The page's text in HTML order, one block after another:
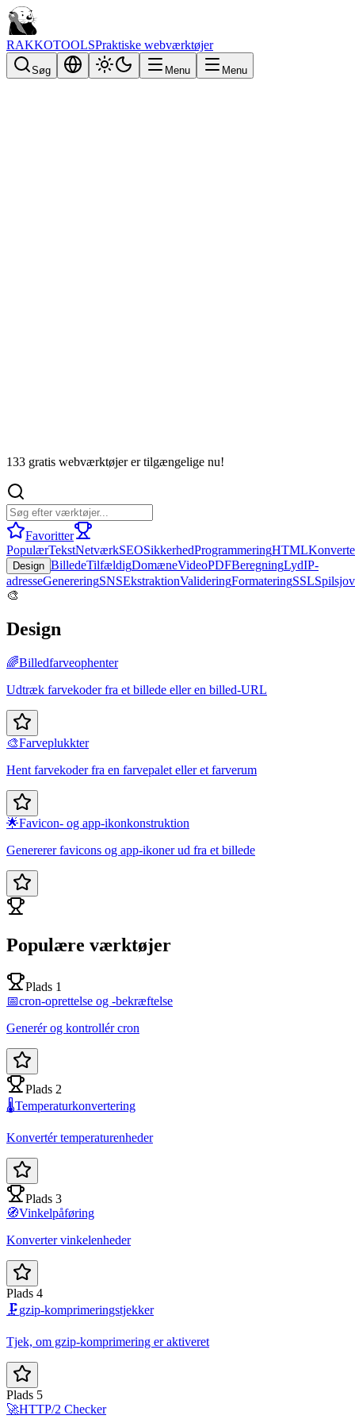
RAKKOTOOLSPraktiske webværktøjer
Søg Menu Menu
133 gratis webværktøjer er tilgængelige nu!
Favoritter
PopulærTekstNetværkSEOSikkerhedProgrammeringHTML
Design BilledeTilfældigDomæneVideoPDFBeregningLydIP-
adresseGenereringSNSEkstraktionValideringFormateringSSLSpilsjov
🎨
Design
🌈Billedfarveophenter
Udtræk farvekoder fra et billede eller en billed-URL
🎨Farveplukkter
Hent farvekoder fra en farvepalet eller et farverum
🌟Favicon- og app-ikonkonstruktion
Genererer favicons og app-ikoner ud fra et billede
Populære værktøjer
Plads 1
📅cron-oprettelse og -bekræftelse
Generér og kontrollér cron
Plads 2
🌡️Temperaturkonvertering
Konvertér temperaturenheder
Plads 3
🧭Vinkelpåføring
Konverter vinkelenheder
Plads 4
🗜️gzip-komprimeringstjekker
Tjek, om gzip-komprimering er aktiveret
Plads 5
🚀HTTP/2 Checker